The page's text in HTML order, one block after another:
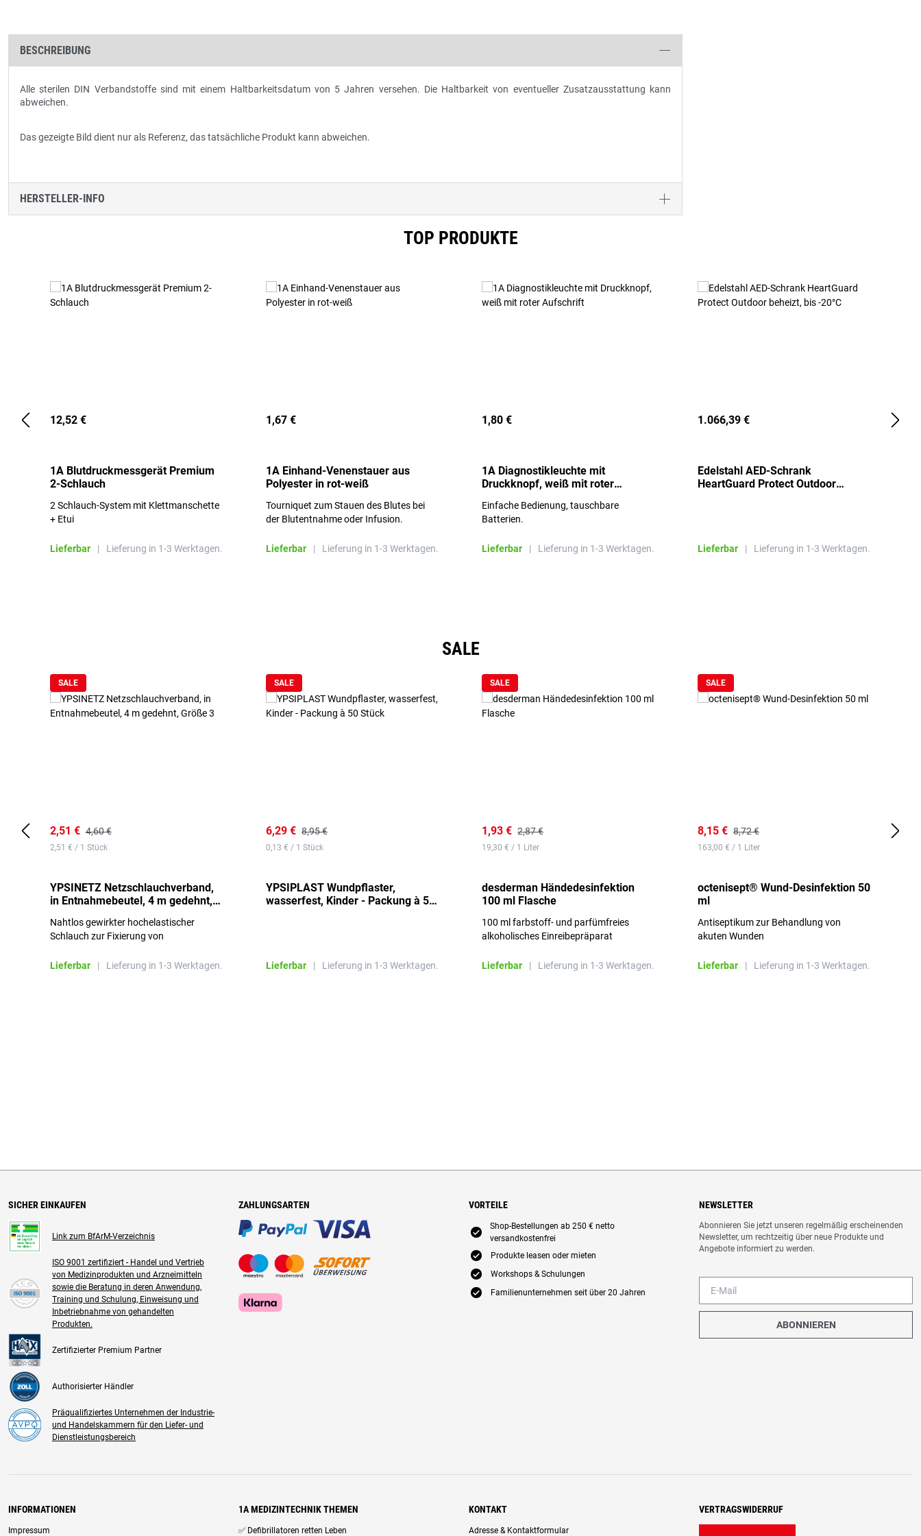
BESCHREIBUNG
Alle sterilen DIN Verbandstoffe sind mit einem Haltbarkeitsdatum von 5 Jahren versehen. Die Haltbarkeit von eventueller Zusatzausstattung kann
abweichen.
Das gezeigte Bild dient nur als Referenz, das tatsächliche Produkt kann abweichen.
HERSTELLER-INFO
TOP PRODUKTE
12,52 €
1A Blutdruckmessgerät Premium
2-Schlauch
2 Schlauch-System mit Klettmanschette
+ Etui
Lieferbar | Lieferung in 1-3 Werktagen.
1,67 €
1A Einhand-Venenstauer aus
Polyester in rot-weiß
Tourniquet zum Stauen des Blutes bei
der Blutentnahme oder Infusion.
Lieferbar | Lieferung in 1-3 Werktagen.
1,80 €
1A Diagnostikleuchte mit
Druckknopf, weiß mit roter
Einfache Bedienung, tauschbare
Batterien.
Lieferbar | Lieferung in 1-3 Werktagen.
1.066,39 €
Edelstahl AED-Schrank
HeartGuard Protect Outdoor
Lieferbar | Lieferung in 1-3 Werktagen.
SALE
SALE
2,51 € 4,60 €
2,51 € / 1 Stück
YPSINETZ Netzschlauchverband,
in Entnahmebeutel, 4 m gedehnt,
Nahtlos gewirkter hochelastischer
Schlauch zur Fixierung von
Lieferbar
| Lieferung in 1-3 Werktagen.
SALE
6,29 € 8,95 €
0,13 € / 1 Stück
YPSIPLAST Wundpflaster,
wasserfest, Kinder - Packung à 50
Lieferbar | Lieferung in 1-3 Werktagen.
SALE
1,93 € 2,87 €
19,30 € / 1 Liter
desderman Händedesinfektion
100 ml Flasche
100 ml farbstoff- und parfümfreies
alkoholisches Einreibepräparat
Lieferbar | Lieferung in 1-3 Werktagen.
SALE
8,15 € 8,72 €
163,00 € / 1 Liter
octenisept® Wund-Desinfektion 50
ml
Antiseptikum zur Behandlung von
akuten Wunden
Lieferbar | Lieferung in 1-3 Werktagen.
SICHER EINKAUFEN
Link zum BfArM-Verzeichnis
ISO 9001 zertifiziert - Handel und Vertrieb
von Medizinprodukten und Arzneimitteln
sowie die Beratung in deren Anwendung,
Training und Schulung, Einweisung und
Inbetriebnahme von gehandelten
Produkten.
Zertifizierter Premium Partner
Authorisierter Händler
Präqualifiziertes Unternehmen der Industrie-
und Handelskammern für den Liefer- und
Dienstleistungsbereich
ZAHLUNGSARTEN VORTEILE
E
Shop-Bestellungen ab 250 € netto
versandkostenfrei
E Produkte leasen oder mieten
E Workshops & Schulungen
E Familienunternehmen seit über 20 Jahren
NEWSLETTER
Abonnieren Sie jetzt unseren regelmäßig erscheinenden
Newsletter, um rechtzeitig über neue Produkte und
Angebote informiert zu werden.
ABONNIEREN
INFORMATIONEN
Impressum
1A MEDIZINTECHNIK THEMEN
✅ Defibrillatoren retten Leben
KONTAKT
Adresse & Kontaktformular
VERTRAGSWIDERRUF